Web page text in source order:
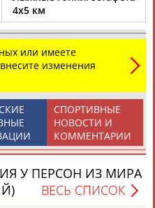
Камиль
АБДУЛБЕКОВ
АБДУЛКАГИРОВ
Назир
АБДУЛЛАЕВ
4х5 км
или имеете
изменения
СПОРТИВНЫЕ
НОВОСТИ И
КОММЕНТАРИИ
У ПЕРСОН ИЗ МИРА
ВЕСЬ СПИСОК